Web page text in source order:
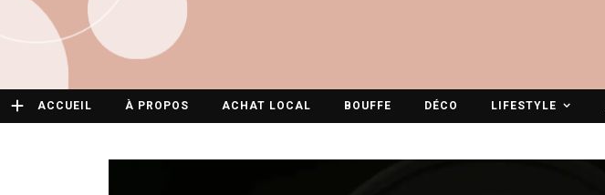
ACCUEIL À PROPOS ACHAT LOCAL BOUFFE DÉCO LIFESTYLE